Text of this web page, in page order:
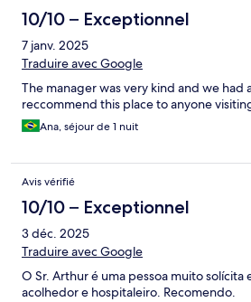
10/10 – Exceptionnel
7 janv. 2025
Traduire avec Google
The manager was very kind and we had
reccommend this place to anyone
Ana, séjour de 1 nuit
Avis vérifié
10/10 – Exceptionnel
3 déc. 2025
Traduire avec Google
O Sr. Arthur é uma pessoa muito
acolhedor e hospitaleiro. Recomendo.